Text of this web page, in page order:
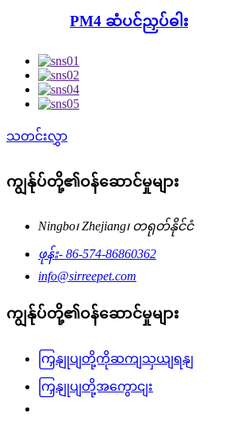
PM4 ဆံပင်ညှပ်ဓါး
သတင်းလွှာ
ကျွန်ုပ်တို့၏ဝန်ဆောင်မှုများ
Ningbo၊ Zhejiang၊ တရုတ်နိုင်ငံ
ဖုန်း- 86-574-86860362
info@sirreepet.com
ကျွန်ုပ်တို့၏ဝန်ဆောင်မှုများ
ကြှနျုပျတို့ကိုဆကျသှယျရနျ
ကြှနျုပျတို့အကွောငျး